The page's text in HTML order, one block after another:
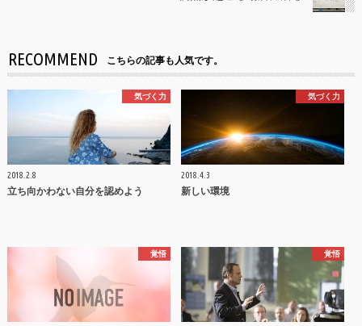
RECOMMEND こちらの記事も人気です。
気づく力
2018.2.8
立ち向かわない自分を認めよう
気づく力
2018.4.3
新しい環境
覚悟 覚悟